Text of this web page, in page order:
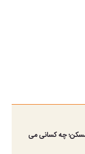
بانک مسکن؛ چه کسانی می